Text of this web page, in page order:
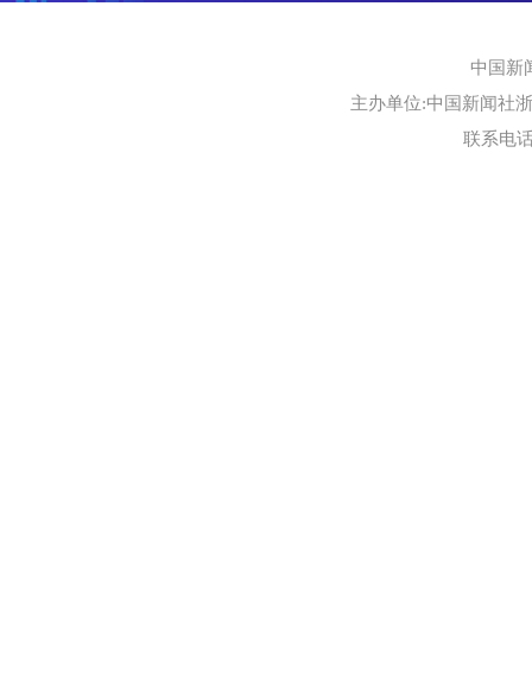
中国新
主办单位:中国新闻社
联系电